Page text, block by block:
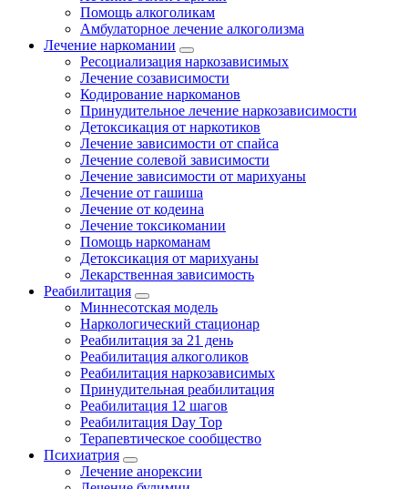
Помощь алкоголикам
Амбулаторное лечение алкоголизма
Лечение наркомании
Ресоциализация наркозависимых
Лечение созависимости
Кодирование наркоманов
Принудительное лечение наркозависимости
Детоксикация от наркотиков
Лечение зависимости от спайса
Лечение солевой зависимости
Лечение зависимости от марихуаны
Лечение от гашиша
Лечение от кодеина
Лечение токсикомании
Помощь наркоманам
Детоксикация от марихуаны
Лекарственная зависимость
Реабилитация
Миннесотская модель
Наркологический стационар
Реабилитация за 21 день
Реабилитация алкоголиков
Реабилитация наркозависимых
Принудительная реабилитация
Реабилитация 12 шагов
Реабилитация Day Top
Терапевтическое сообщество
Психиатрия
Лечение анорексии